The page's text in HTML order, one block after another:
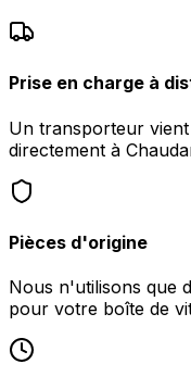
Prise en charge à
Un transporteur
directement à
Pièces d'origine
Nous n'utilisons que
pour votre boîte de